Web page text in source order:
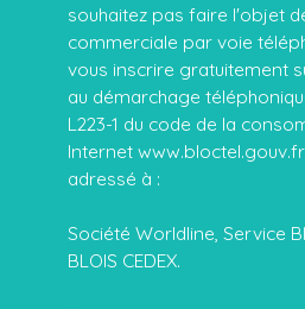
souhaitez pas faire l'objet
commerciale par voie
vous inscrire gratuitement
au démarchage
L223-1 du code de la
Internet
adressé à :
Société Worldline, Service
BLOIS CEDEX.